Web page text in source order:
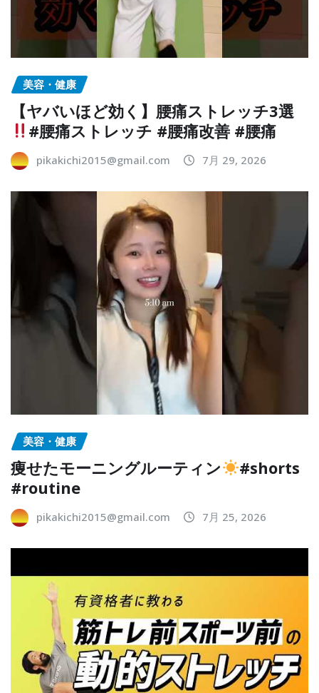
美容・健康
【ヤバいほど効く】腰痛ストレッチ3選
#腰痛ストレッチ #腰痛改善 #腰痛
pikakichi2015@gmail.com 7月 29, 2026
美容・健康
痩せたモーニングルーティン
#shorts
#routine
pikakichi2015@gmail.com 7月 25, 2026